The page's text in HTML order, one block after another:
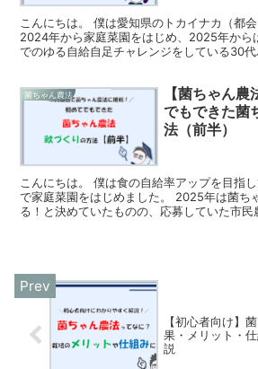
こんにちは。 僕は愛知県のトカイナカ（都
2024年から家庭菜園をはじめ、2025年から
でのゆる自給自足チャレンジをしている30
菌ちゃん農法
【菌ちゃん
でもできた菌
法（前半）
こんにちは。 僕は食の自給率アップを目指
で家庭菜園をはじめました。 2025年は菌ち
る！と決めていたものの、応募していた市民
【初心者向け】
果・メリット・
説